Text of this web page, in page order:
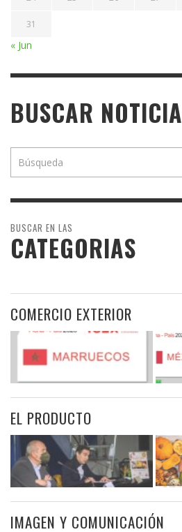
31
« Jun
BUSCAR NOTICIA
BUSCAR EN LAS
CATEGORIAS
COMERCIO EXTERIOR
EL PRODUCTO
IMAGEN Y COMUNICACIÓN